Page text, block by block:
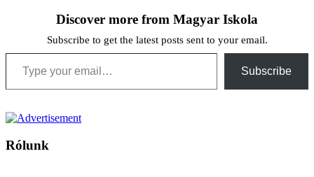
Discover more from Magyar Iskola
Subscribe to get the latest posts sent to your email.
Type your email…
Subscribe
Rólunk